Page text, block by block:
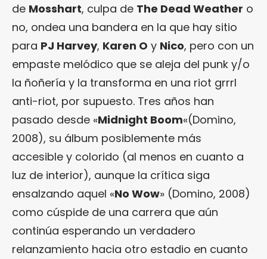
de Mosshart, culpa de The Dead Weather o
no, ondea una bandera en la que hay sitio
para PJ Harvey, Karen O y Nico, pero con un
empaste melódico que se aleja del punk y/o
la ñoñería y la transforma en una riot grrrl
anti-riot, por supuesto. Tres años han
pasado desde «Midnight Boom«(Domino,
2008), su álbum posiblemente más
accesible y colorido (al menos en cuanto a
luz de interior), aunque la crítica siga
ensalzando aquel «No Wow» (Domino, 2008)
como cúspide de una carrera que aún
continúa esperando un verdadero
relanzamiento hacia otro estadio en cuanto